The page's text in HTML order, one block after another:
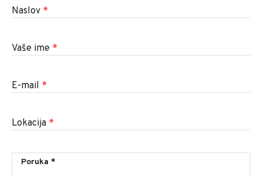
Naslov *
Vaše ime *
E-mail *
Lokacija *